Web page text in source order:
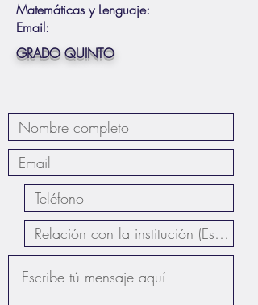
Matemáticas y Lenguaje:
Email:
GRADO QUINTO